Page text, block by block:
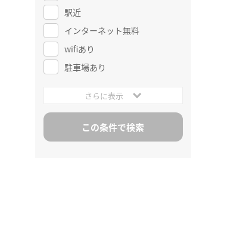
駅近
インターネット無料
wifiあり
駐車場あり
さらに表示